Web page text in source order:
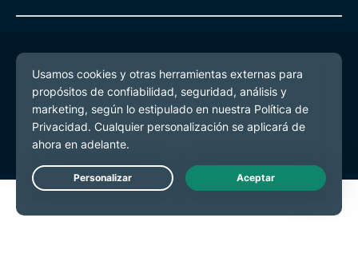
© 2026 ExpressVPN. Todos los derechos reservados.
Política de Privacidad
Términos de Servicio
Preferencias de cookies
Live Chat